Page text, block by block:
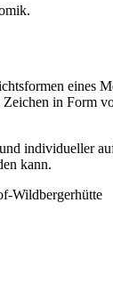
in Form
individueller
kann.
Wildbergerhütte